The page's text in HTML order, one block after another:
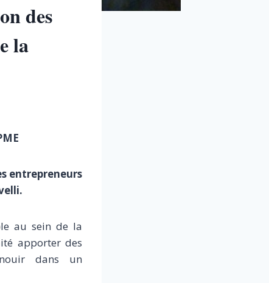
des
la
entrepreneurs
au sein de la
apporter des
dans un